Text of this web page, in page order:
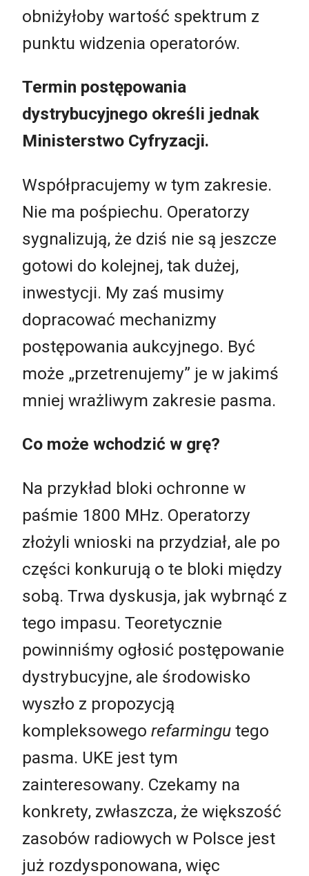
obniżyłoby wartość spektrum z
punktu widzenia operatorów.
Termin postępowania
dystrybucyjnego określi jednak
Ministerstwo Cyfryzacji.
Współpracujemy w tym zakresie.
Nie ma pośpiechu. Operatorzy
sygnalizują, że dziś nie są jeszcze
gotowi do kolejnej, tak dużej,
inwestycji. My zaś musimy
dopracować mechanizmy
postępowania aukcyjnego. Być
może „przetrenujemy” je w jakimś
mniej wrażliwym zakresie pasma.
Co może wchodzić w grę?
Na przykład bloki ochronne w
paśmie 1800 MHz. Operatorzy
złożyli wnioski na przydział, ale po
części konkurują o te bloki między
sobą. Trwa dyskusja, jak wybrnąć z
tego impasu. Teoretycznie
powinniśmy ogłosić postępowanie
dystrybucyjne, ale środowisko
wyszło z propozycją
kompleksowego refarmingu tego
pasma. UKE jest tym
zainteresowany. Czekamy na
konkrety, zwłaszcza, że większość
zasobów radiowych w Polsce jest
już rozdysponowana, więc